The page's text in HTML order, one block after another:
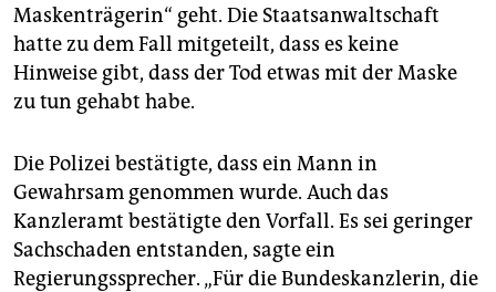
Maskenträgerin“ geht. Die Staatsanwaltschaft
hatte zu dem Fall mitgeteilt, dass es keine
Hinweise gibt, dass der Tod etwas mit der Maske
zu tun gehabt habe.
Die Polizei bestätigte, dass ein Mann in
Gewahrsam genommen wurde. Auch das
Kanzleramt bestätigte den Vorfall. Es sei geringer
Sachschaden entstanden, sagte ein
Regierungssprecher. „Für die Bundeskanzlerin, die